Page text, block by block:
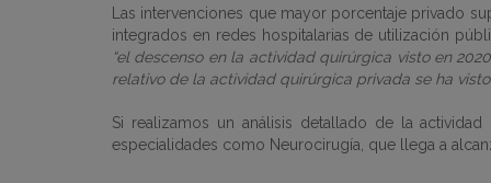
Las intervenciones que mayor porcentaje privado
integrados en redes hospitalarias de utilización
“el descenso en la actividad quirúrgica visto en
relativo de la actividad quirúrgica privada se ha
Si realizamos un análisis detallado de la
especialidades como Neurocirugía, que llega a